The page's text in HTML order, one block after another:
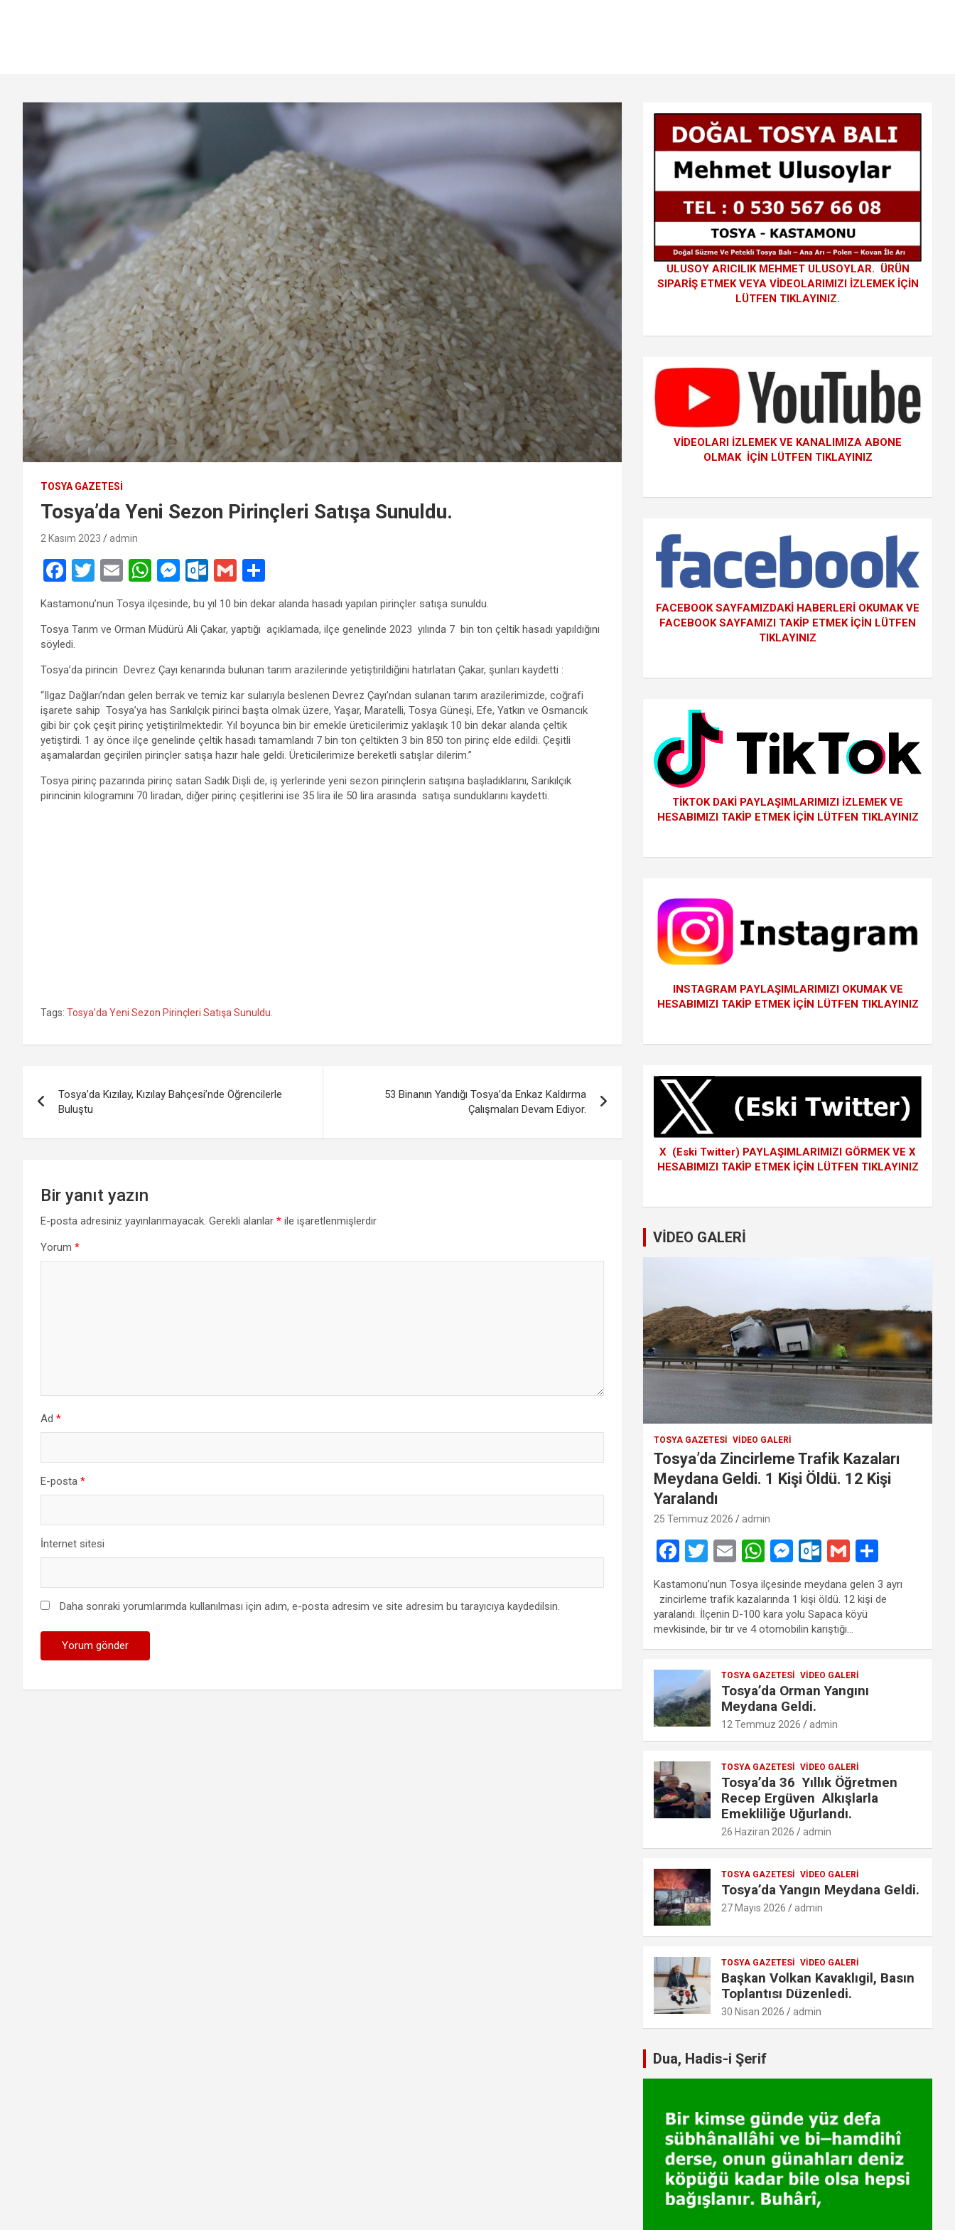
TOSYA GAZETESI
Tosya’da Yeni Sezon Pirinçleri Satışa Sunuldu.
2 Kasım 2023 admin
F
ce
b
o
o
k
T
wi
tt
er
E
ail
W
at
s
A
p
p
M
es
se
n
g
er
O
ut
lo
o
k.
o
m
G
m
ail ar
e
Kastamonu’nun Tosya ilçesinde, bu yıl 10 bin dekar alanda hasadı yapılan pirinçler satışa sunuldu.
Tosya Tarım ve Orman Müdürü Ali Çakar, yaptığı açıklamada, ilçe genelinde 2023 yılında 7 bin ton çeltik hasadı yapıldığını
söyledi.
Tosya’da pirincin Devrez Çayı kenarında bulunan tarım arazilerinde yetiştirildiğini hatırlatan Çakar, şunları kaydetti :
“Ilgaz Dağları’ndan gelen berrak ve temiz kar sularıyla beslenen Devrez Çayı’ndan sulanan tarım arazilerimizde, coğrafi
işarete sahip Tosya’ya has Sarıkılçık pirinci başta olmak üzere, Yaşar, Maratelli, Tosya Güneşi, Efe, Yatkın ve Osmancık
gibi bir çok çeşit pirinç yetiştirilmektedir. Yıl boyunca bin bir emekle üreticilerimiz yaklaşık 10 bin dekar alanda çeltik
yetiştirdi. 1 ay önce ilçe genelinde çeltik hasadı tamamlandı 7 bin ton çeltikten 3 bin 850 ton pirinç elde edildi. Çeşitli
aşamalardan geçirilen pirinçler satışa hazır hale geldi. Üreticilerimize bereketli satışlar dilerim.”
Tosya pirinç pazarında pirinç satan Sadık Dişli de, iş yerlerinde yeni sezon pirinçlerin satışına başladıklarını, Sarıkılçık
pirincinin kilogramını 70 liradan, diğer pirinç çeşitlerini ise 35 lira ile 50 lira arasında satışa sunduklarını kaydetti.
Tags: Tosya’da Yeni Sezon Pirinçleri Satışa Sunuldu.
gezinmesi
Tosya’da Kızılay, Kızılay Bahçesi’nde Öğrencilerle
Buluştu
53 Binanın Yandığı Tosya’da Enkaz Kaldırma
Çalışmaları Devam Ediyor.
Bir yanıt yazın
E-posta adresiniz yayınlanmayacak. Gerekli alanlar * ile işaretlenmişlerdir
Yorum *
Ad *
E-posta *
İnternet sitesi
Daha sonraki yorumlarımda kullanılması için adım, e-posta adresim ve site adresim bu tarayıcıya kaydedilsin.
ULUSOY ARICILIK MEHMET ULUSOYLAR. ÜRÜN
SIPARİŞ ETMEK VEYA VİDEOLARIMIZI İZLEMEK İÇİN
LÜTFEN TIKLAYINIZ.
VİDEOLARI İZLEMEK VE KANALIMIZA ABONE
OLMAK İÇİN LÜTFEN TIKLAYINIZ
FACEBOOK SAYFAMIZDAKİ HABERLERİ OKUMAK VE
FACEBOOK SAYFAMIZI TAKİP ETMEK İÇİN LÜTFEN
TIKLAYINIZ
TİKTOK DAKİ PAYLAŞIMLARIMIZI İZLEMEK VE
HESABIMIZI TAKİP ETMEK İÇİN LÜTFEN TIKLAYINIZ
INSTAGRAM PAYLAŞIMLARIMIZI OKUMAK VE
HESABIMIZI TAKİP ETMEK İÇİN LÜTFEN TIKLAYINIZ
X (Eski Twitter) PAYLAŞIMLARIMIZI GÖRMEK VE X
HESABIMIZI TAKİP ETMEK İÇİN LÜTFEN TIKLAYINIZ
VİDEO GALERİ
TOSYA GAZETESI VIDEO GALERI
Tosya’da Zincirleme Trafik Kazaları
Meydana Geldi. 1 Kişi Öldü. 12 Kişi
Yaralandı
25 Temmuz 2026 admin
F
ce
b
o
o
k
T
wi
tt
er
E
ail
W
at
s
A
p
p
M
es
se
n
g
er
O
ut
lo
o
k.
c
o
G
m
ail
h
ar
Kastamonu’nun Tosya ilçesinde meydana gelen 3 ayrı
zincirleme trafik kazalarında 1 kişi öldü. 12 kişi de
yaralandı. İlçenin D-100 kara yolu Sapaca köyü
mevkisinde, bir tır ve 4 otomobilin karıştığı…
TOSYA GAZETESI VIDEO GALERI
Tosya’da Orman Yangını
Meydana Geldi.
12 Temmuz 2026 admin
TOSYA GAZETESI VIDEO GALERI
Tosya’da 36 Yıllık Öğretmen
Recep Ergüven Alkışlarla
Emekliliğe Uğurlandı.
26 Haziran 2026 admin
TOSYA GAZETESI VIDEO GALERI
Tosya’da Yangın Meydana Geldi.
27 Mayıs 2026 admin
TOSYA GAZETESI VIDEO GALERI
Başkan Volkan Kavaklıgil, Basın
Toplantısı Düzenledi.
30 Nisan 2026 admin
Dua, Hadis-i Şerif